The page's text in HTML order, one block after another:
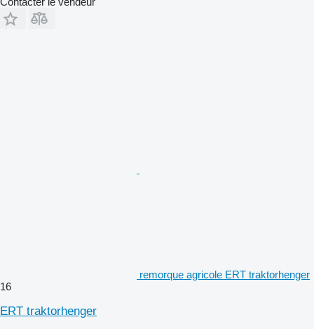
remorque agricole ERT traktorhenger
16
ERT traktorhenger